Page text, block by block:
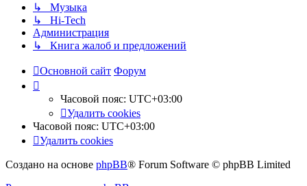
↳ Музыка
↳ Hi-Tech
Администрация
↳ Книга жалоб и предложений
Основной сайт Форум
Часовой пояс: UTC+03:00
Удалить cookies
Часовой пояс: UTC+03:00
Удалить cookies
Создано на основе phpBB® Forum Software © phpBB Limited